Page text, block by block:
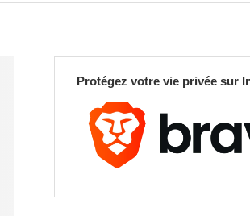
Protégez votre vie privée sur